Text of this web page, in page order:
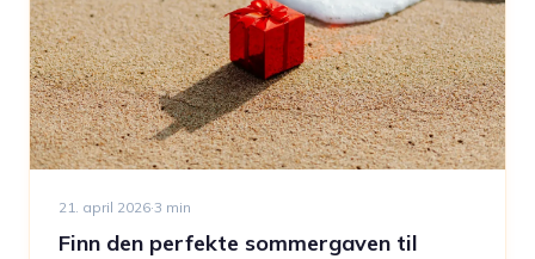
21. april 2026·3 min
Finn den perfekte sommergaven til